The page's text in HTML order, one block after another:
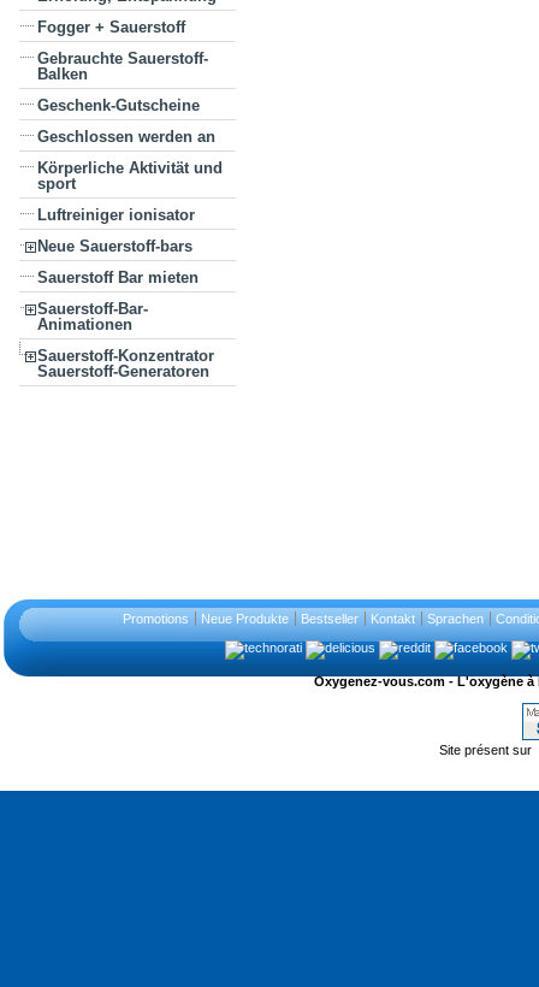
Fogger + Sauerstoff
Gebrauchte Sauerstoff-
Balken
Geschenk-Gutscheine
Geschlossen werden an
Körperliche Aktivität und
sport
Luftreiniger ionisator
Neue Sauerstoff-bars
Sauerstoff Bar mieten
Sauerstoff-Bar-
Animationen
Sauerstoff-Konzentrator
Sauerstoff-Generatoren
Promotions Neue Produkte Bestseller Kontakt Sprachen
Oxygenez-vous.com - L'oxygène
Site présent sur